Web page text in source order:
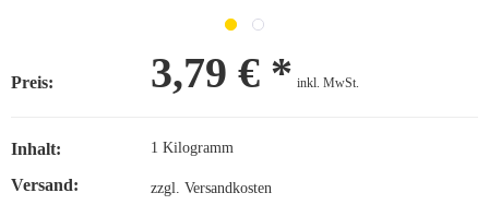
Preis: 3,79 € * inkl. MwSt.
Inhalt: 1 Kilogramm
Versand: zzgl. Versandkosten